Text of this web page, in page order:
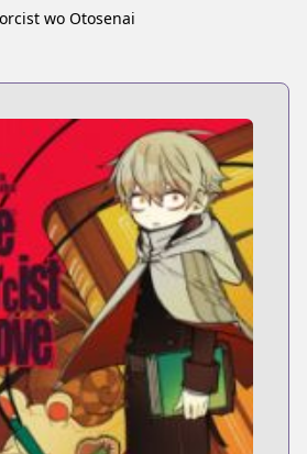
wo Otosenai